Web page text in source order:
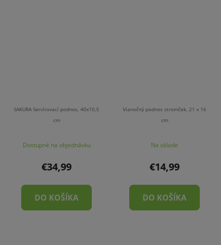
SAKURA Servírovací podnos, 40x10,5
cm
Dostupné na objednávku
€34,99
DO KOŠÍKA
Vianočný podnos stromček, 21 x 16
cm
Na sklade
€14,99
DO KOŠÍKA